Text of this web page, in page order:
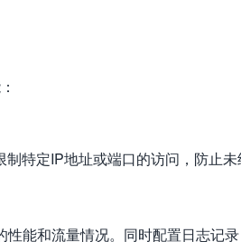
特定IP地址或端口的访问，防止
性能和流量情况。同时配置日志记